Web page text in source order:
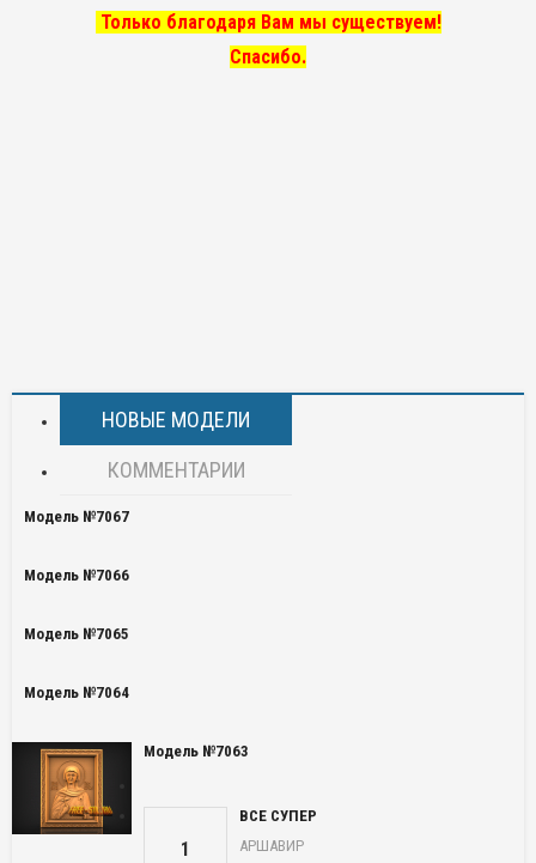
Только благодаря Вам мы существуем!
Спасибо.
НОВЫЕ МОДЕЛИ
КОММЕНТАРИИ
Модель №7067
Модель №7066
Модель №7065
Модель №7064
Модель №7063
1
ВСЕ СУПЕР
АРШАВИР